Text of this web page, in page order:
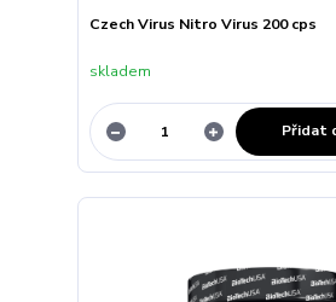
Czech Virus Nitro Virus 200 cps
skladem
Přidat